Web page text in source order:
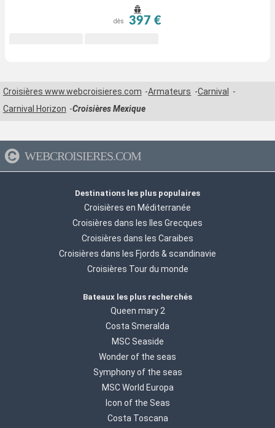
dès 397 €
Croisières www.webcroisieres.com Armateurs
Carnival
Carnival Horizon
Croisières Mexique
WEBCROISIERES.COM
Destinations les plus populaires
Croisières en Méditerranée
Croisières dans les Iles Grecques
Croisières dans les Caraibes
Croisières dans les Fjords & scandinavie
Croisières Tour du monde
Bateaux les plus recherchés
Queen mary 2
Costa Smeralda
MSC Seaside
Wonder of the seas
Symphony of the seas
MSC World Europa
Icon of the Seas
Costa Toscana